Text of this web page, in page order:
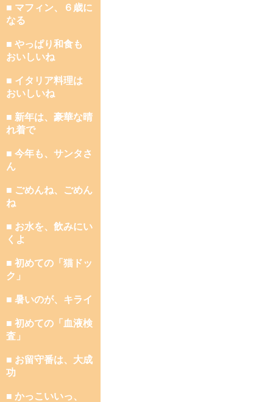
■ マフィン、６歳に
なる
■ やっぱり和食も
おいしいね
■ イタリア料理は
おいしいね
■ 新年は、豪華な晴
れ着で
■ 今年も、サンタさ
ん
■ ごめんね、ごめん
ね
■ お水を、飲みにい
くよ
■ 初めての「猫ドッ
ク」
■ 暑いのが、キライ
■ 初めての「血液検
査」
■ お留守番は、大成
功
■ かっこいいっ、